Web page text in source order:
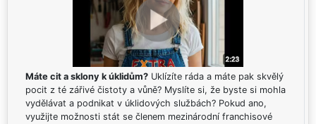
Máte cit a sklony k úklidům? Uklízíte ráda a máte pak skvělý
pocit z té zářivé čistoty a vůně? Myslíte si, že byste si mohla
vydělávat a podnikat v úklidových službách? Pokud ano,
využijte možnosti stát se členem mezinárodní franchisové